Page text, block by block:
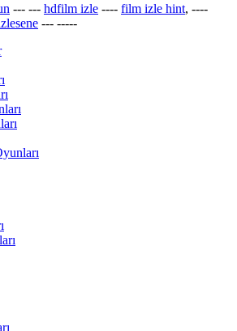
--- --- hdfilm izle ---- film izle hint, ----
--- -----